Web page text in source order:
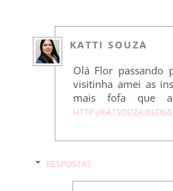
KATTI SOUZA
Olá Flor passando
visitinha amei as
mais fofa que
HTTP://
RESPOSTAS